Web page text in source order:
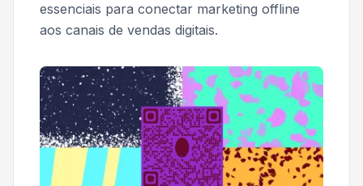
essenciais para conectar marketing offline
aos canais de vendas digitais.